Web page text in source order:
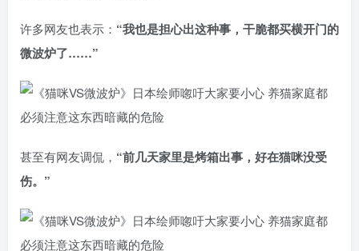
许多网友也表示： “我也是担心出这种事，干脆都买横开门的
微波炉了……”
甚至有网友调侃， “前几天家里是烤箱出事，好在猫咪没受
伤。”